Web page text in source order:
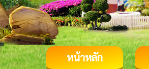
หน้าหลัก